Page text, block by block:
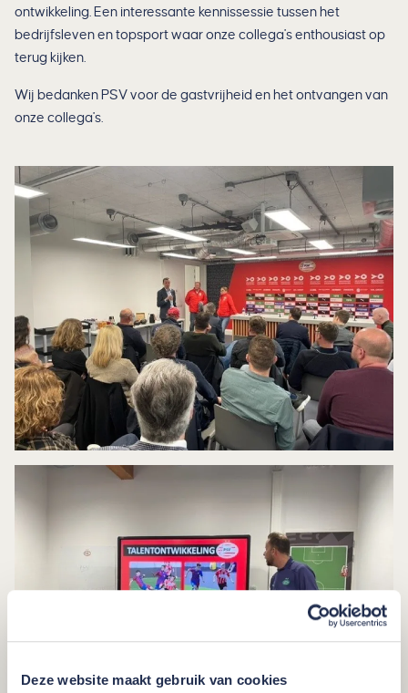
Deze website maakt gebruik van cookies
ontwikkeling. Een interessante kennissessie tussen het
bedrijfsleven en topsport waar onze collega's enthousiast op
terug kijken.
Wij bedanken PSV voor de gastvrijheid en het ontvangen van
onze collega's.